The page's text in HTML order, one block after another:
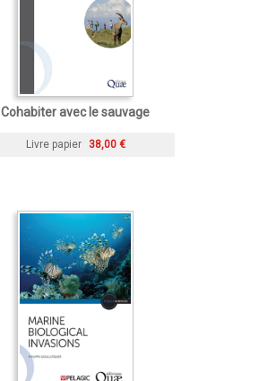
Cohabiter avec le sauvage
Livre papier 38,00 €